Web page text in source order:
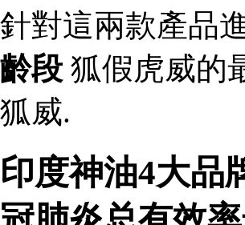
針對這兩款產品
齡段 狐假虎威的
狐威.
印度神油4大品